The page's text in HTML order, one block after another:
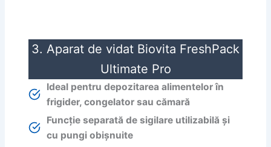
3. Aparat de vidat Biovita FreshPack
Ultimate Pro
Ideal pentru depozitarea alimentelor în
frigider, congelator sau cămară
Funcție separată de sigilare utilizabilă și
cu pungi obișnuite